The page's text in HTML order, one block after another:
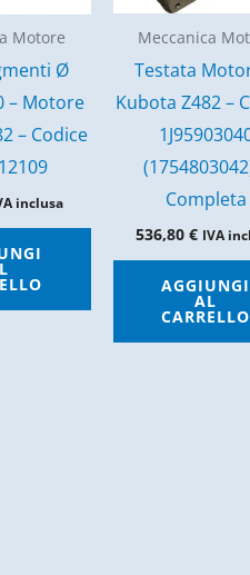
Motore
Ø
– Motore
– Codice
inclusa
Meccanica
Testata
Kubota Z482 –
Completa
536,80€ IVA
AGGIUNGI
AL
CARRELLO